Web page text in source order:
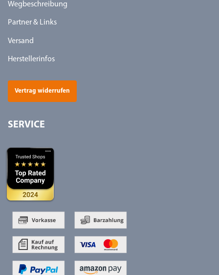
Wegbeschreibung
Partner & Links
Versand
Herstellerinfos
Vertrag widerrufen
SERVICE